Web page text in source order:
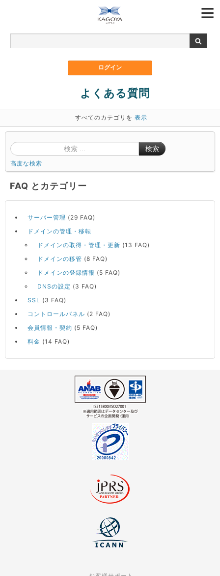
よくある質問
すべてのカテゴリを 表示
検索
高度な検索
FAQ とカテゴリー
サーバー管理 (29 FAQ)
ドメインの管理・移転
ドメインの取得・管理・更新 (13 FAQ)
ドメインの移管 (8 FAQ)
ドメインの登録情報 (5 FAQ)
DNSの設定 (3 FAQ)
SSL
(3 FAQ)
コントロールパネル (2 FAQ)
会員情報・契約 (5 FAQ)
料金 (14 FAQ)